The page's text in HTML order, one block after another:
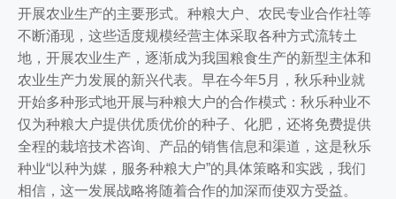
开展农业生产的主要形式。种粮大户、农民专业合作社等
不断涌现，这些适度规模经营主体采取各种方式流转土
地，开展农业生产，逐渐成为我国粮食生产的新型主体和
农业生产力发展的新兴代表。早在今年5月，秋乐种业就
开始多种形式地开展与种粮大户的合作模式：秋乐种业不
仅为种粮大户提供优质优价的种子、化肥，还将免费提供
全程的栽培技术咨询、产品的销售信息和渠道，这是秋乐
种业“以种为媒，服务种粮大户”的具体策略和实践，我们
相信，这一发展战略将随着合作的加深而使双方受益。